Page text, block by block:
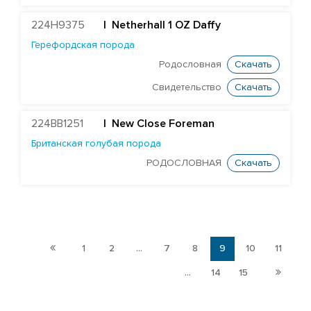
FARNEAR DELTA DENSTONE-ET
MR RUBICON DYNASTY-ET
DELICIOUS CHARL HARDBALL-ET
MR SPRING NIGHTSKY-ET
TJR MODESTY RIDLEY-ET
PINE-TREE CHARLEY SWIRL-ET
224H9375 Netherhall 1 OZ Daffy
Герефордская порода
Родословная
Скачать
Свидетельство Скачать
224BB1251 | New Close Foreman
Британская голубая порода
РОДОСЛОВНАЯ
Скачать
1 2 ... 7 8 9 10 11
... 14 15